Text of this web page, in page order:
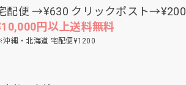
配便 →¥630 クリックポスト→¥200
円以上送料無料
縄・北海道 宅配便¥1200